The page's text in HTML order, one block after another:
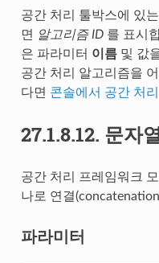
공간 처리 툴박스에 있
면
알고리즘 ID를 표시
은 파라미터 이름및 값
공간 처리 알고리즘을
다면 콘솔에서 공간 처
27.1.8.12. 문자
공간 처리 프레임워크
나로 연결
파라미터